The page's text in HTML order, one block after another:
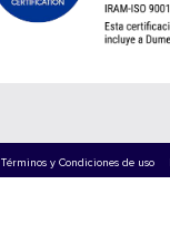
Términos y Condiciones de uso